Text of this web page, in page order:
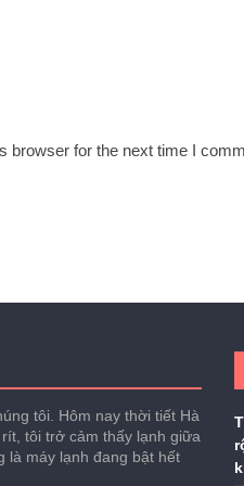
browser for the next time I
tôi. Hôm nay thời tiết Hà
tôi trở cảm thấy lạnh giữa
là máy lạnh đang bật hết